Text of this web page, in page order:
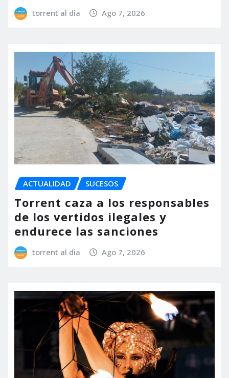
torrent al dia Ago 7, 2026
ACTUALIDAD SUCESOS
Torrent caza a los responsables
de los vertidos ilegales y
endurece las sanciones
torrent al dia Ago 7, 2026